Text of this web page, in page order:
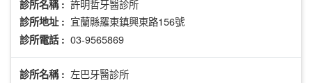
診所名稱 : 許明哲牙醫診所
診所地址 : 宜蘭縣羅東鎮興東路156號
診所電話 : 03-9565869
診所名稱 : 左巴牙醫診所